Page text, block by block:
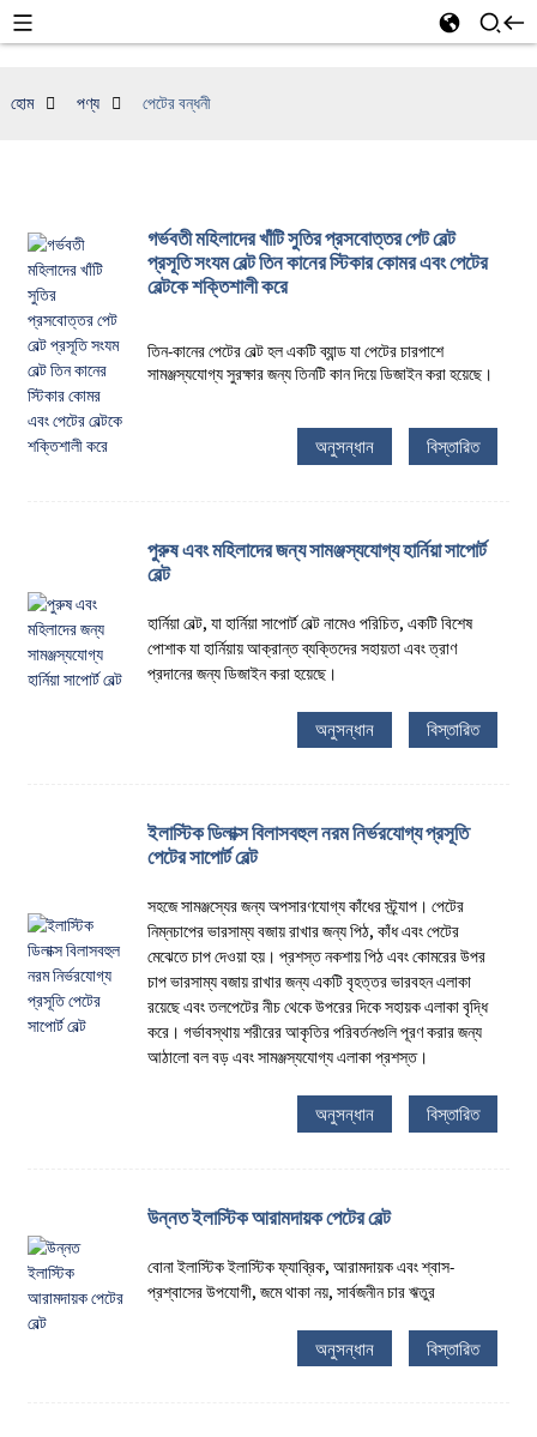
হোম পণ্য পেটের বন্ধনী
গর্ভবতী মহিলাদের খাঁটি সুতির প্রসবোত্তর পেট বেল্ট
প্রসূতি সংযম বেল্ট তিন কানের স্টিকার কোমর এবং পেটের
বেল্টকে শক্তিশালী করে
তিন-কানের পেটের বেল্ট হল একটি ব্যান্ড যা পেটের চারপাশে
সামঞ্জস্যযোগ্য সুরক্ষার জন্য তিনটি কান দিয়ে ডিজাইন করা হয়েছে।
অনুসন্ধান বিস্তারিত
পুরুষ এবং মহিলাদের জন্য সামঞ্জস্যযোগ্য হার্নিয়া সাপোর্ট
বেল্ট
হার্নিয়া বেল্ট, যা হার্নিয়া সাপোর্ট বেল্ট নামেও পরিচিত, একটি বিশেষ
পোশাক যা হার্নিয়ায় আক্রান্ত ব্যক্তিদের সহায়তা এবং ত্রাণ
প্রদানের জন্য ডিজাইন করা হয়েছে।
অনুসন্ধান বিস্তারিত
ইলাস্টিক ডিলাক্স বিলাসবহুল নরম নির্ভরযোগ্য প্রসূতি
পেটের সাপোর্ট বেল্ট
সহজে সামঞ্জস্যের জন্য অপসারণযোগ্য কাঁধের স্ট্র্যাপ। পেটের
নিম্নচাপের ভারসাম্য বজায় রাখার জন্য পিঠ, কাঁধ এবং পেটের
মেঝেতে চাপ দেওয়া হয়। প্রশস্ত নকশায় পিঠ এবং কোমরের উপর
চাপ ভারসাম্য বজায় রাখার জন্য একটি বৃহত্তর ভারবহন এলাকা
রয়েছে এবং তলপেটের নীচ থেকে উপরের দিকে সহায়ক এলাকা বৃদ্ধি
করে। গর্ভাবস্থায় শরীরের আকৃতির পরিবর্তনগুলি পূরণ করার জন্য
আঠালো বল বড় এবং সামঞ্জস্যযোগ্য এলাকা প্রশস্ত।
অনুসন্ধান বিস্তারিত
উন্নত ইলাস্টিক আরামদায়ক পেটের বেল্ট
বোনা ইলাস্টিক ইলাস্টিক ফ্যাব্রিক, আরামদায়ক এবং শ্বাস-
প্রশ্বাসের উপযোগী, জমে থাকা নয়, সার্বজনীন চার ঋতুর
অনুসন্ধান বিস্তারিত